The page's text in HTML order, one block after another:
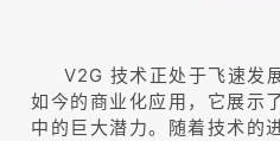
V2G 技术正处于飞速发
如今的商业化应用，它展示
中的巨大潜力。随着技术的